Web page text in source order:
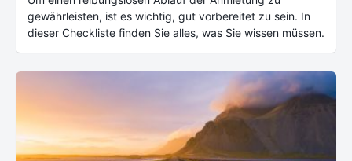
gewährleisten, ist es wichtig, gut vorbereitet zu sein. In
dieser Checkliste finden Sie alles, was Sie wissen müssen.